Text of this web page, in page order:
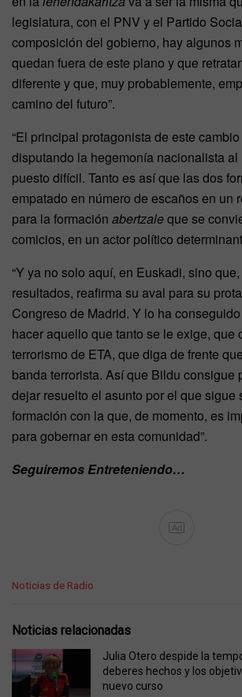
legislatura, con el PNV y el Partido
composición del gobierno, hay algunos
quedan fuera de este plano y que
diferente y que, muy probablemente,
camino del futuro”.
“El principal protagonista de este
disputando la hegemonía nacionalista al
puesto difícil. Tanto es así que las dos
empatado en número de escaños en un
para la formación abertzaleque se
comicios, en un actor político
“Y ya no solo aquí, en Euskadi, sino
resultados, reafirma su aval para su
Congreso de Madrid. Y lo ha
hacer aquello que tanto se le exige, que
terrorismo de ETA, que diga de frente
banda terrorista. Así que Bildu consigue
dejar resuelto el asunto por el que sigue
formación con la que, de momento, es
para gobernar en esta comunidad”.
Seguiremos Entreteniendo…
Ad
C
e
o
r
i
Noticias de Radio
Noticias relacionadas
Julia Otero despide la
deberes hechos y los
nuevo curso